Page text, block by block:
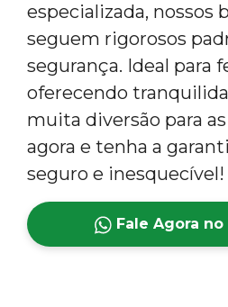
especializada, nossos
seguem rigorosos
segurança. Ideal para
oferecendo
muita diversão para
agora e tenha a
seguro e inesquecível!
Fale Agora